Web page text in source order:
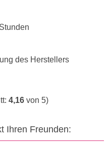
des Herstellers
4,16 von 5)
Ihren Freunden: